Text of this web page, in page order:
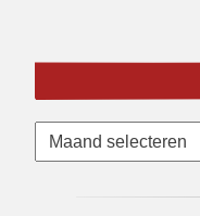
Archieven